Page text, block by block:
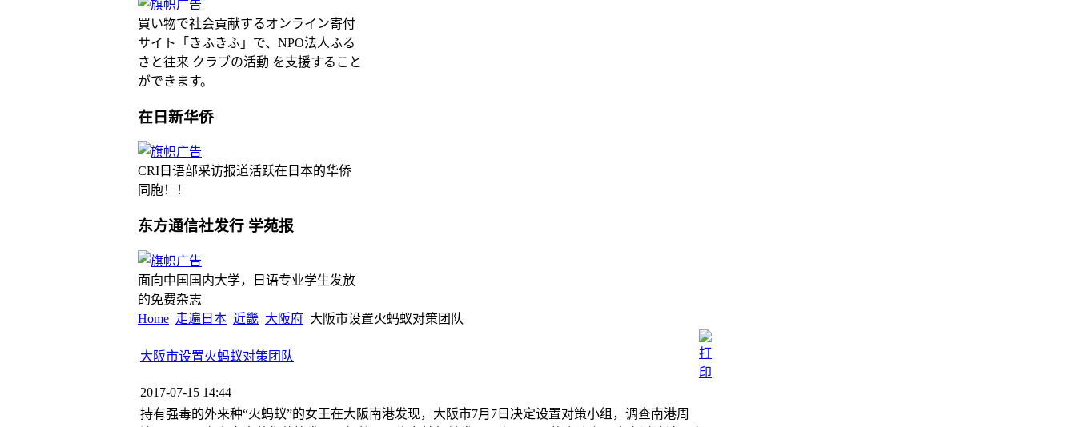
買い物で社会貢献するオンライン寄付
サイト「きふきふ」で、NPO法人ふる
さと往来 クラブの活動 を支援すること
ができます。
在日新华侨
CRI日语部采访报道活跃在日本的华侨
同胞！！
东方通信社发行 学苑报
面向中国国内大学，日语专业学生发放
的免费杂志
Home 走遍日本 近畿 大阪府 大阪市设置火蚂蚁对策团队
大阪市设置火蚂蚁对策团队
2017-07-15 14:44
持有强毒的外来种“火蚂蚁”的女王在大阪南港发现，大阪市7月7日决定设置对策小组，调查南港周